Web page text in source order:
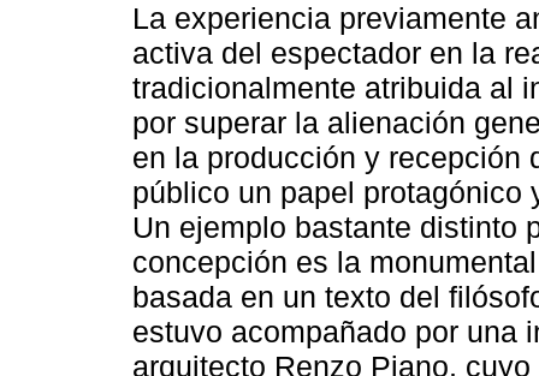
La experiencia previamente
activa del espectador en la
tradicionalmente atribuida al
por superar la alienación
en la producción y recepción
público un papel protagónico
Un ejemplo bastante distinto
concepción es la
basada en un texto del
estuvo acompañado por una
arquitecto Renzo Piano,